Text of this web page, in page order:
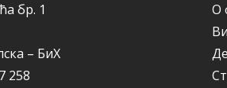
бр. 1
– БиХ
258
О